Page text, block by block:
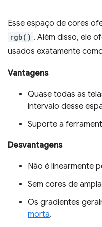
Esse espaço de cores
rgb() . Além disso, ele
usados exatamente
Vantagens
Quase todas as
intervalo desse
Suporte a
Desvantagens
Não é linearmente
Sem cores de
Os gradientes
morta.